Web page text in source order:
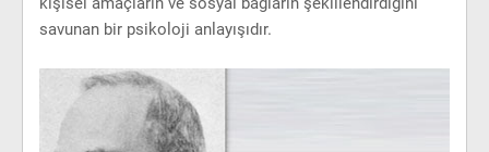
savunan bir psikoloji anlayışıdır.